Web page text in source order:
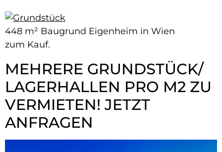
448 m² Baugrund Eigenheim in Wien
zum Kauf.
MEHRERE GRUNDSTÜCK/​
LAGERHALLEN PRO M2 ZU
VERMIETEN! JETZT
ANFRAGEN